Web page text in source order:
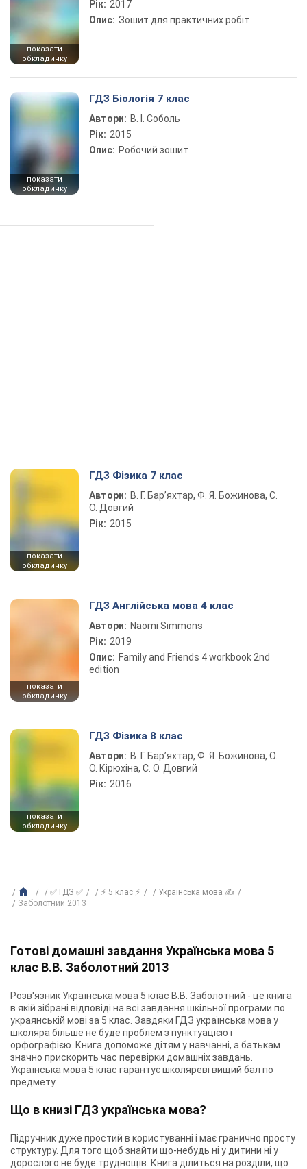
показати
обкладинку
Рік: 2017
Опис: Зошит для практичних робіт
показати
обкладинку
ГДЗ Біологія 7 клас
Автори: В. І. Соболь
Рік: 2015
Опис: Робочий зошит
показати
обкладинку
ГДЗ Фізика 7 клас
Автори: В. Г. Бар’яхтар, Ф. Я. Божинова, С.
О. Довгий
Рік: 2015
показати
обкладинку
ГДЗ Англійська мова 4 клас
Автори: Naomi Simmons
Рік: 2019
Опис: Family and Friends 4 workbook 2nd
edition
показати
обкладинку
ГДЗ Фізика 8 клас
Автори: В. Г. Бар’яхтар, Ф. Я. Божинова, О.
О. Кірюхіна, С. О. Довгий
Рік: 2016
✅ ГДЗ ✅ ⚡ 5 клас ⚡
Українська мова ✍
Заболотний 2013
Готові домашні завдання Українська мова 5
клас В.В. Заболотний 2013
Розв'язник Українська мова 5 клас В.В. Заболотний - це книга
в якій зібрані відповіді на всі завдання шкільної програми по
украянській мові за 5 клас. Завдяки ГДЗ українська мова у
школяра більше не буде проблем з пунктуацією і
орфографією. Книга допоможе дітям у навчанні, а батькам
значно прискорить час перевірки домашніх завдань.
Українська мова 5 клас гарантує школяреві вищий бал по
предмету.
Що в книзі ГДЗ українська мова?
Підручник дуже простий в користуванні і має гранично просту
структуру. Для того щоб знайти що-небудь ні у дитини ні у
дорослого не буде труднощів. Книга ділиться на розділи, що